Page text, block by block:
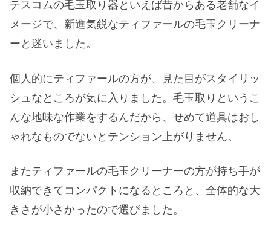
テスコムの毛玉取り器といえば昔からある老舗なイ
メージで、新進気鋭なティファールの毛玉クリーナ
ーと迷いました。
個人的にティファールの方が、見た目がスタイリッ
シュなところが気に入りました。毛玉取りというこ
んな地味な作業をするんだから、せめて道具はおし
ゃれなものでないとテンション上がりません。
またティファールの毛玉クリーナーの方が持ち手が
収納できてコンパクトになるところと、全体的な大
きさが小さかったので選びました。